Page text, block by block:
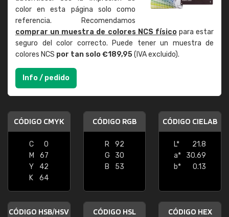
color en esta página solo como
referencia. Recomendamos
comprar un muestra de colores NCS físicopara estar
seguro del color correcto. Puede tener un muestra de
colores NCS por tan solo €189,95(IVA excluido).
Info / pedido
CÓDIGO CMYK
C
0
M
67
Y
42
K
64
CÓDIGO RGB
R
92
G
30
B
53
CÓDIGO CIELAB
L*
21.8
a*
30.69
b*
0.13
CÓDIGO HSB/HSV CÓDIGO HSL CÓDIGO HEX